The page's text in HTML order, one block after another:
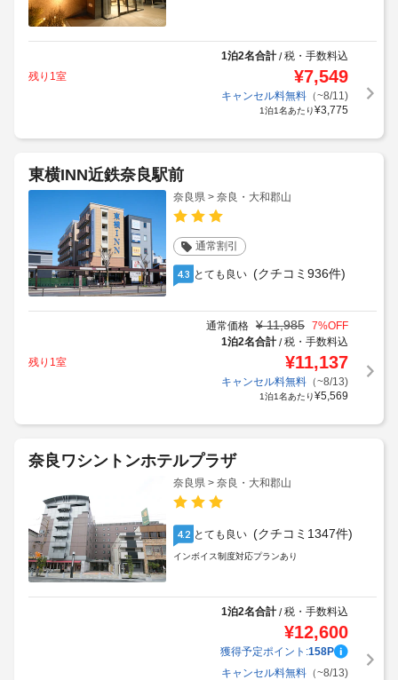
1泊2名合計/税・手数料込
残り1室
¥7,549
キャンセル料無料（~8/11)
1泊1名あたり¥3,775
東横INN近鉄奈良駅前
奈良県 > 奈良・大和郡山
通常割引
4.3 とても良い (クチコミ936件)
通常価格 ¥ 11,985 7%OFF
1泊2名合計/税・手数料込
残り1室
¥11,137
キャンセル料無料（~8/13)
1泊1名あたり¥5,569
奈良ワシントンホテルプラザ
奈良県 > 奈良・大和郡山
4.2 とても良い (クチコミ1347件)
インボイス制度対応プランあり
1泊2名合計/税・手数料込
¥12,600
獲得予定ポイント:158P
キャンセル料無料（~8/13)